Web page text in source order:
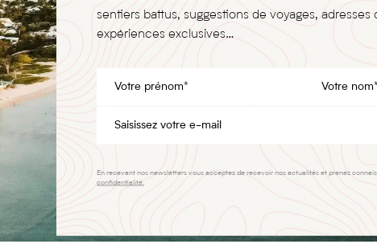
sentiers battus, suggestions de voyages, adresses
expériences exclusives…
En recevant nos newsletters vous acceptez de recevoir nos actualités et prenez
confidentialité.